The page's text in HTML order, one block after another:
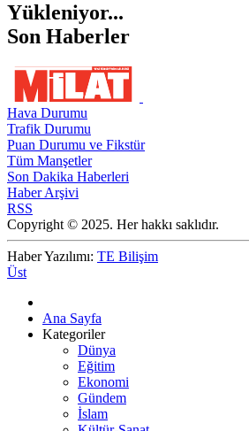
Yükleniyor...
Son Haberler
Hava Durumu
Trafik Durumu
Puan Durumu ve Fikstür
Tüm Manşetler
Son Dakika Haberleri
Haber Arşivi
RSS
Copyright © 2025. Her hakkı saklıdır.
Haber Yazılımı: TE Bilişim
Üst
Ana Sayfa
Kategoriler
Dünya
Eğitim
Ekonomi
Gündem
İslam